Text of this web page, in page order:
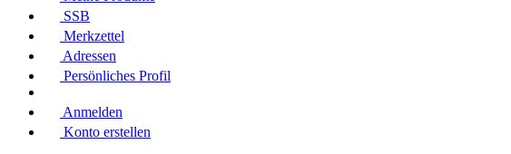
SSB
Merkzettel
Adressen
Persönliches Profil
Anmelden
Konto erstellen